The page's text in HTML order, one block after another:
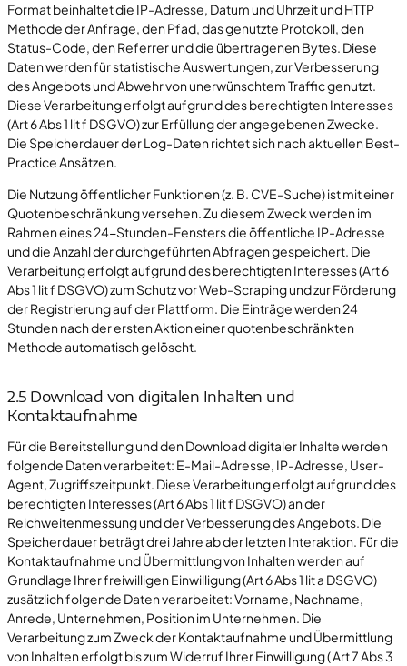
Format beinhaltet die IP-Adresse, Datum und Uhrzeit und HTTP
Methode der Anfrage, den Pfad, das genutzte Protokoll, den
Status-Code, den Referrer und die übertragenen Bytes. Diese
Daten werden für statistische Auswertungen, zur Verbesserung
des Angebots und Abwehr von unerwünschtem Traffic genutzt.
Diese Verarbeitung erfolgt aufgrund des berechtigten Interesses
(Art 6 Abs 1 lit f DSGVO) zur Erfüllung der angegebenen Zwecke.
Die Speicherdauer der Log-Daten richtet sich nach aktuellen Best-
Practice Ansätzen.
Die Nutzung öffentlicher Funktionen (z. B. CVE-Suche) ist mit einer
Quotenbeschränkung versehen. Zu diesem Zweck werden im
Rahmen eines 24-Stunden-Fensters die öffentliche IP-Adresse
und die Anzahl der durchgeführten Abfragen gespeichert. Die
Verarbeitung erfolgt aufgrund des berechtigten Interesses (Art 6
Abs 1 lit f DSGVO) zum Schutz vor Web-Scraping und zur Förderung
der Registrierung auf der Plattform. Die Einträge werden 24
Stunden nach der ersten Aktion einer quotenbeschränkten
Methode automatisch gelöscht.
2.5 Download von digitalen Inhalten und
Kontaktaufnahme
Für die Bereitstellung und den Download digitaler Inhalte werden
folgende Daten verarbeitet: E-Mail-Adresse, IP-Adresse, User-
Agent, Zugriffszeitpunkt. Diese Verarbeitung erfolgt aufgrund des
berechtigten Interesses (Art 6 Abs 1 lit f DSGVO) an der
Reichweitenmessung und der Verbesserung des Angebots. Die
Speicherdauer beträgt drei Jahre ab der letzten Interaktion. Für die
Kontaktaufnahme und Übermittlung von Inhalten werden auf
Grundlage Ihrer freiwilligen Einwilligung (Art 6 Abs 1 lit a DSGVO)
zusätzlich folgende Daten verarbeitet: Vorname, Nachname,
Anrede, Unternehmen, Position im Unternehmen. Die
Verarbeitung zum Zweck der Kontaktaufnahme und Übermittlung
von Inhalten erfolgt bis zum Widerruf Ihrer Einwilligung ( Art 7 Abs 3